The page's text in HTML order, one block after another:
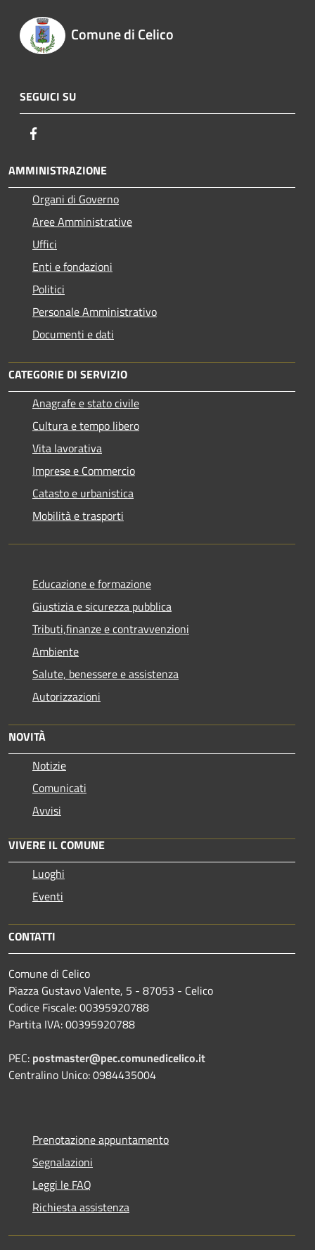
Comune di Celico
SEGUICI SU
AMMINISTRAZIONE
Organi di Governo
Aree Amministrative
Uffici
Enti e fondazioni
Politici
Personale Amministrativo
Documenti e dati
CATEGORIE DI SERVIZIO
Anagrafe e stato civile
Cultura e tempo libero
Vita lavorativa
Imprese e Commercio
Catasto e urbanistica
Mobilità e trasporti
Educazione e formazione
Giustizia e sicurezza pubblica
Tributi,finanze e contravvenzioni
Ambiente
Salute, benessere e assistenza
Autorizzazioni
NOVITÀ
Notizie
Comunicati
Avvisi
VIVERE IL COMUNE
Luoghi
Eventi
CONTATTI
Comune di Celico
Piazza Gustavo Valente, 5 - 87053 - Celico
Codice Fiscale: 00395920788
Partita IVA: 00395920788
PEC: postmaster@pec.comunedicelico.it
Centralino Unico: 0984435004
Prenotazione appuntamento
Segnalazioni
Leggi le FAQ
Richiesta assistenza